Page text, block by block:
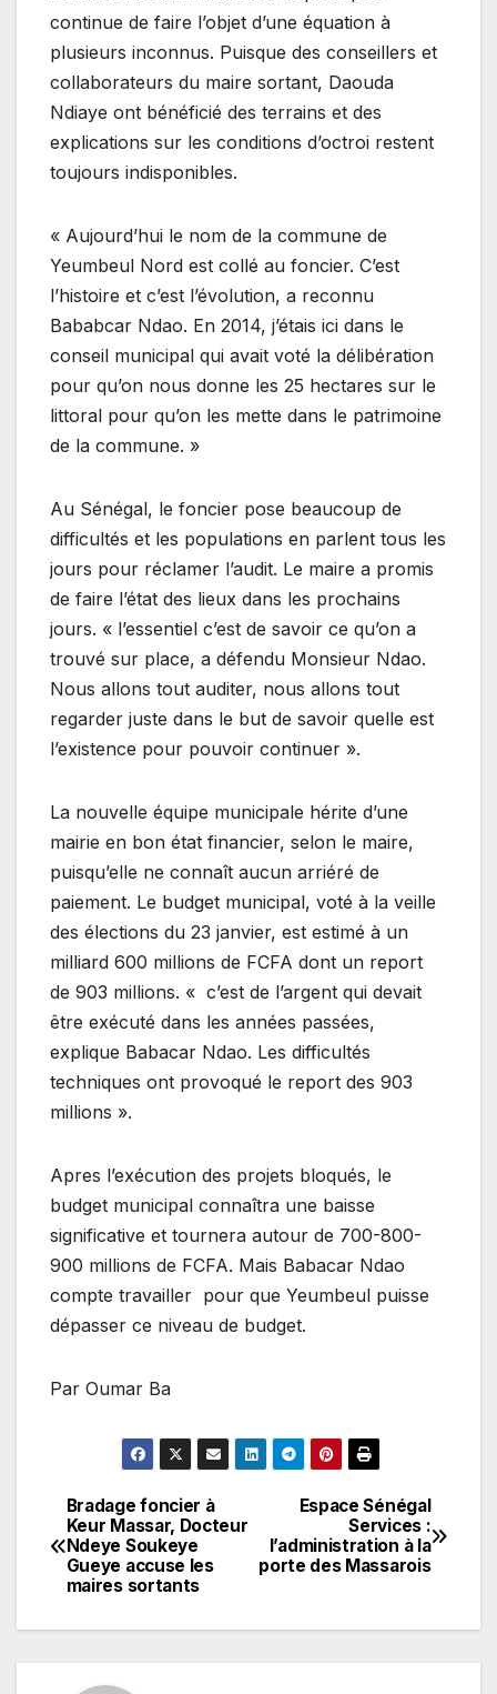
continue de faire l’objet d’une équation à
plusieurs inconnus. Puisque des conseillers et
collaborateurs du maire sortant, Daouda
Ndiaye ont bénéficié des terrains et des
explications sur les conditions d’octroi restent
toujours indisponibles.
« Aujourd’hui le nom de la commune de
Yeumbeul Nord est collé au foncier. C’est
l’histoire et c’est l’évolution, a reconnu
Bababcar Ndao. En 2014, j’étais ici dans le
conseil municipal qui avait voté la délibération
pour qu’on nous donne les 25 hectares sur le
littoral pour qu’on les mette dans le patrimoine
de la commune. »
Au Sénégal, le foncier pose beaucoup de
difficultés et les populations en parlent tous les
jours pour réclamer l’audit. Le maire a promis
de faire l’état des lieux dans les prochains
jours. « l’essentiel c’est de savoir ce qu’on a
trouvé sur place, a défendu Monsieur Ndao.
Nous allons tout auditer, nous allons tout
regarder juste dans le but de savoir quelle est
l’existence pour pouvoir continuer ».
La nouvelle équipe municipale hérite d’une
mairie en bon état financier, selon le maire,
puisqu’elle ne connaît aucun arriéré de
paiement. Le budget municipal, voté à la veille
des élections du 23 janvier, est estimé à un
milliard 600 millions de FCFA dont un report
de 903 millions. « c’est de l’argent qui devait
être exécuté dans les années passées,
explique Babacar Ndao. Les difficultés
techniques ont provoqué le report des 903
millions ».
Apres l’exécution des projets bloqués, le
budget municipal connaîtra une baisse
significative et tournera autour de 700-800-
900 millions de FCFA. Mais Babacar Ndao
compte travailler pour que Yeumbeul puisse
dépasser ce niveau de budget.
Par Oumar Ba
Navigation
de
Espace Sénégal
Services :
l’administration à la
porte des Massarois
Bradage foncier à
Keur Massar, Docteur
Ndeye Soukeye
Gueye accuse les
maires sortants